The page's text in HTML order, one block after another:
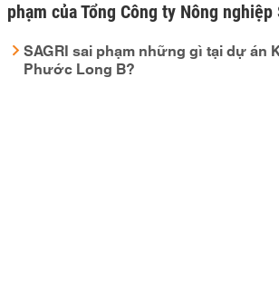
phạm của Tổng Công ty Nông
SAGRI sai phạm những gì tại dự án
Phước Long B?